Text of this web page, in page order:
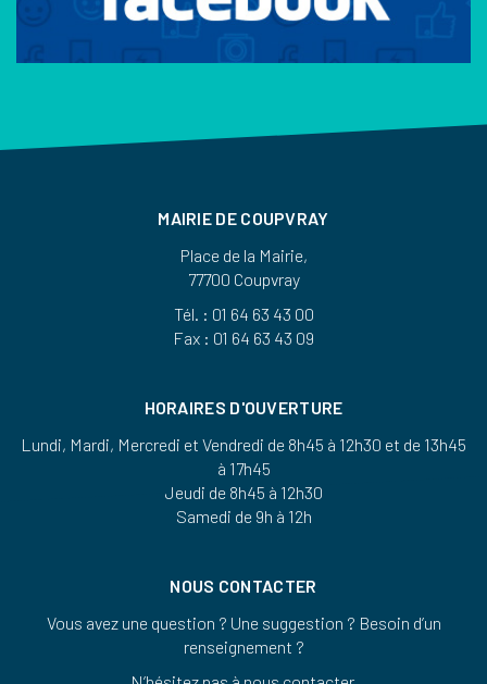
MAIRIE DE COUPVRAY
Place de la Mairie,
77700 Coupvray
Tél. : 01 64 63 43 00
Fax : 01 64 63 43 09
HORAIRES D'OUVERTURE
Lundi, Mardi, Mercredi et Vendredi de 8h45 à 12h30 et de 13h45
à 17h45
Jeudi de 8h45 à 12h30
Samedi de 9h à 12h
NOUS CONTACTER
Vous avez une question ? Une suggestion ? Besoin d’un
renseignement ?